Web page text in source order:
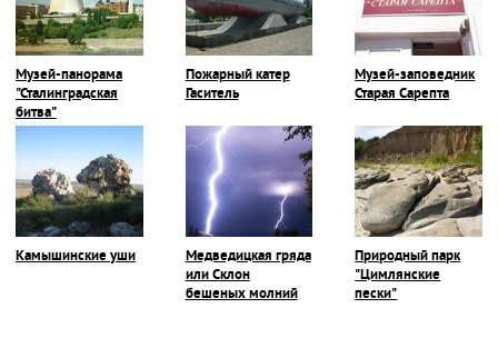
Музей-панорама
"Сталинградская
битва"
Пожарный катер
Гаситель
Музей-заповедник
Старая Сарепта
Камышинские уши
Медведицкая гряда
или Склон
бешеных молний
Природный парк
"Цимлянские
пески"